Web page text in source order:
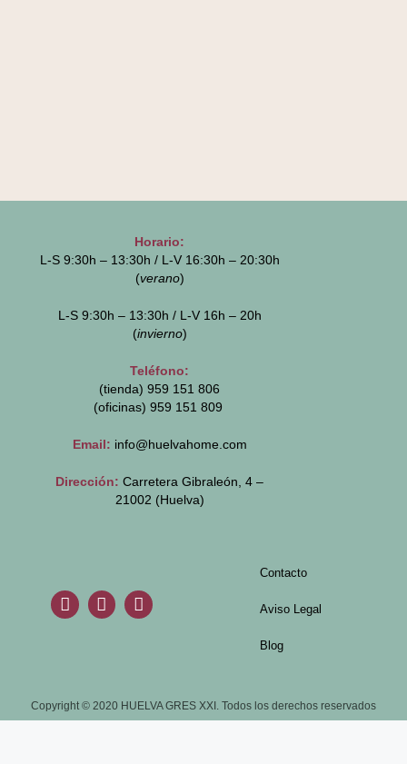
Horario:
L-S 9:30h – 13:30h / L-V 16:30h – 20:30h
(verano)
L-S 9:30h – 13:30h / L-V 16h – 20h
(invierno)
Teléfono:
(tienda) 959 151 806
(oficinas) 959 151 809
Email: info@huelvahome.com
Dirección: Carretera Gibraleón, 4 –
21002 (Huelva)
Contacto
Aviso Legal
Blog
Copyright © 2020 HUELVA GRES XXI. Todos los derechos reservados